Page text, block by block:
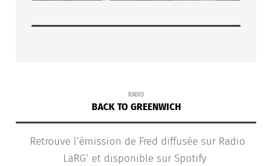
RADIO
BACK TO GREENWICH
Retrouve l’émission de Fred diffusée sur Radio
LaRG’ et disponible sur Spotify